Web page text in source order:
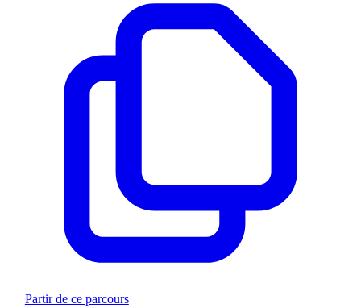
Partir de ce parcours